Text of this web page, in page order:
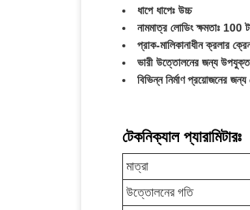
ধাপে ধাপেঃ উচ্চ
নামমাত্র লোডিং ক্ষমতাঃ 100
প্রাক-মালিকানাধীন ক্রলার
ভারী উত্তোলনের জন্য উপযুক্ত
বিভিন্ন নির্মাণ প্রয়োজনের
টেকনিক্যাল প্যারামিটারঃ
মাত্রা
উত্তোলনের গতি